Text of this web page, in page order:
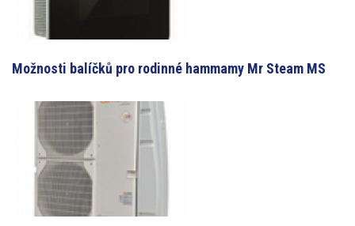
Možnosti balíčků pro rodinné hammamy Mr Steam MS